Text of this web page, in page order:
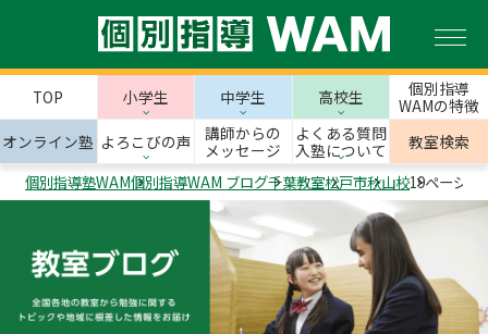
TOP 小学生 中学生 高校生
個別指導
WAMの特徴
オンライン塾 よろこびの声
講師からの
メッセージ
よくある質問
入塾について
教室検索
個別指導塾WAM個別指導WAM ブログ千葉教室松戸市秋山校19ページ目